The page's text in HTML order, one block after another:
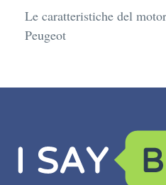
Le caratteristiche del
Peugeot